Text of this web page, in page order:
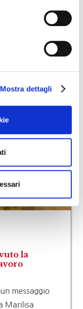
Mostra dettagli
Paolo
la
messaggio
Marilisa